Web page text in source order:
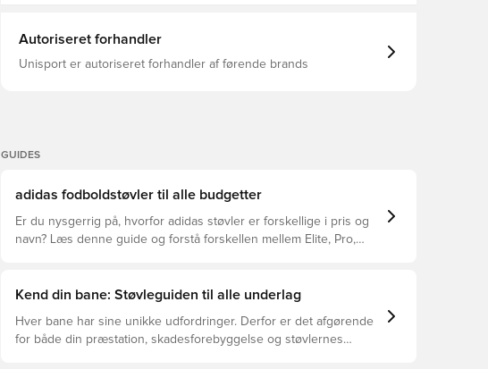
Almindelig pasform Snørebånd Overdel: Overige Materialen /
Tekstil-materialer Foring Og Bindsål: Overige Materialen / Tekstil-
materialer Ydersål: Overige Materialen Compression Fit Tunnel-
Autoriseret forhandler
Unisport er autoriseret forhandler af førende brands
GUIDES
adidas fodboldstøvler til alle budgetter
Er du nysgerrig på, hvorfor adidas støvler er forskellige i pris og
navn? Læs denne guide og forstå forskellen mellem Elite, Pro,
Kend din bane: Støvleguiden til alle underlag
Hver bane har sine unikke udfordringer. Derfor er det afgørende
for både din præstation, skadesforebyggelse og støvlernes